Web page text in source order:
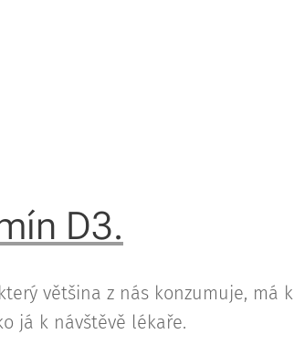
D3.
většina z nás konzumuje, má k
já k návštěvě lékaře.